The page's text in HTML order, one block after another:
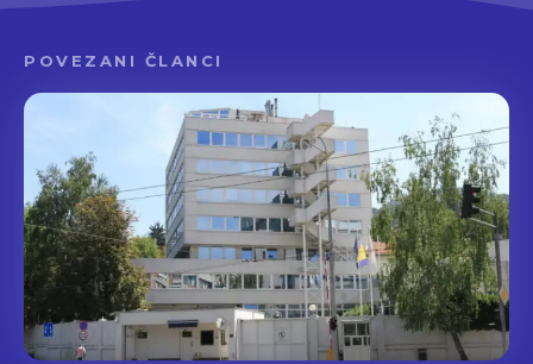
POVEZANI ČLANCI